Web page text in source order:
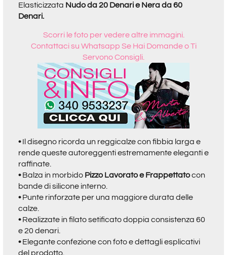
Elasticizzata Nudo da 20 Denari e Nera da 60
Denari.
Scorri le foto per vedere altre immagini.
Contattaci su Whatsapp Se Hai Domande o Ti
Servono Consigli.
• Il disegno ricorda un reggicalze con fibbia larga e
rende queste autoreggenti estremamente eleganti e
raffinate.
•Balza in morbido Pizzo Lavorato e Frappettatocon
bande di silicone interno.
•Punte rinforzate per una maggiore durata delle
calze.
•Realizzate in filato setificato doppia consistenza 60
e 20 denari.
•Elegante confezione con foto e dettagli esplicativi
del prodotto.